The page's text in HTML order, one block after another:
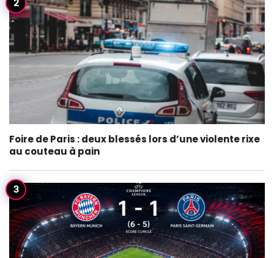
Foire de Paris : deux blessés lors d’une violente rixe
au couteau à pain